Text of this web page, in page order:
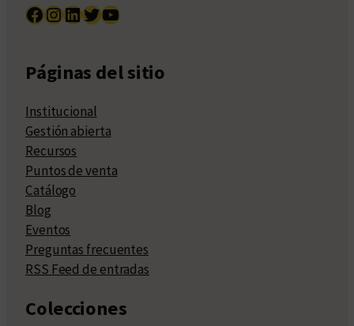
Facebook InstagramLinkedIn Twitter YouTube
Páginas del sitio
Institucional
Gestión abierta
Recursos
Puntos de venta
Catálogo
Blog
Eventos
Preguntas frecuentes
RSS Feed de entradas
Colecciones